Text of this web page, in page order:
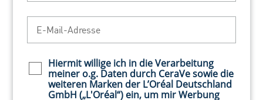
Nutzungsrechteeinräumung); sofern eine
der Daten.
4.4 Sie haben im Rahmen der geltenden
Newsletter policy
Hiermit willige ich in die Verarbeitung
meiner o.g. Daten durch CeraVe sowie die
weiteren Marken der L’Oréal Deutschland
GmbH („L'Oréal“) ein, um mir Werbung